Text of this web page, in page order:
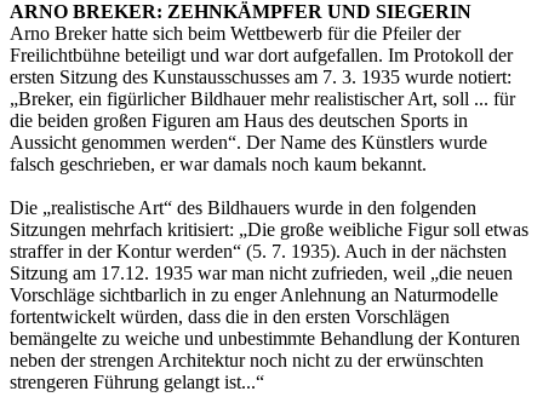
ARNO BREKER: ZEHNKÄMPFER UND SIEGERIN
Arno Breker hatte sich beim Wettbewerb für die Pfeiler der
Freilichtbühne beteiligt und war dort aufgefallen. Im Protokoll der
ersten Sitzung des Kunstausschusses am 7. 3. 1935 wurde notiert:
„Breker, ein figürlicher Bildhauer mehr realistischer Art, soll ... für
die beiden großen Figuren am Haus des deutschen Sports in
Aussicht genommen werden“. Der Name des Künstlers wurde
falsch geschrieben, er war damals noch kaum bekannt.
Die „realistische Art“ des Bildhauers wurde in den folgenden
Sitzungen mehrfach kritisiert: „Die große weibliche Figur soll etwas
straffer in der Kontur werden“ (5. 7. 1935). Auch in der nächsten
Sitzung am 17.12. 1935 war man nicht zufrieden, weil „die neuen
Vorschläge sichtbarlich in zu enger Anlehnung an Naturmodelle
fortentwickelt würden, dass die in den ersten Vorschlägen
bemängelte zu weiche und unbestimmte Behandlung der Konturen
neben der strengen Architektur noch nicht zu der erwünschten
strengeren Führung gelangt ist...“